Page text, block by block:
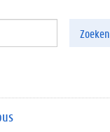
Zoeken